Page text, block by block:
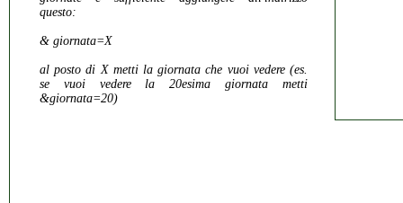
questo:
& giornata=X
al posto di X metti la giornata che vuoi vedere (es.
se vuoi vedere la 20esima giornata metti
&giornata=20)